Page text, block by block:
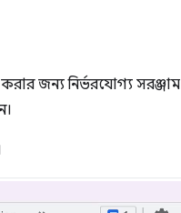
জন্য নির্ভরযোগ্য সরঞ্জাম